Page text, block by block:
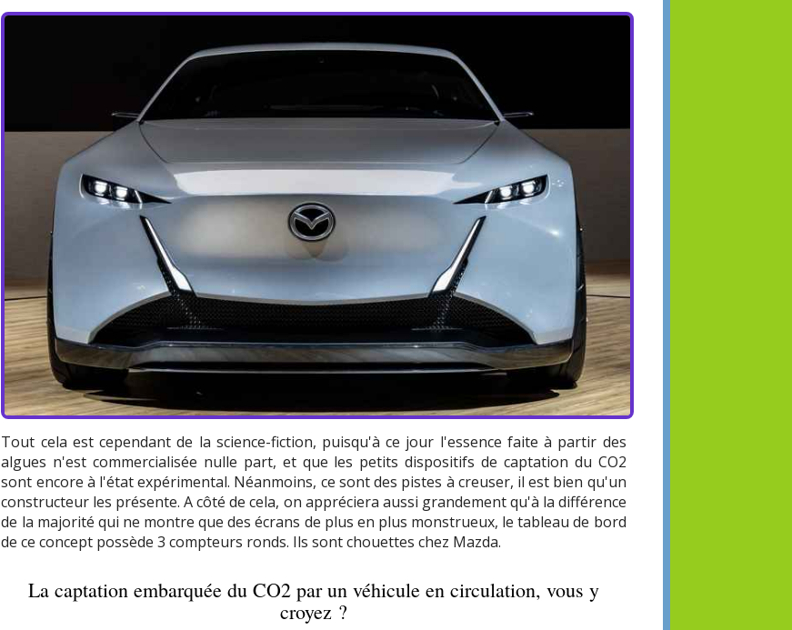
Tout cela est cependant de la science-fiction, puisqu'à ce jour l'essence faite à partir des
algues n'est commercialisée nulle part, et que les petits dispositifs de captation du CO2
sont encore à l'état expérimental. Néanmoins, ce sont des pistes à creuser, il est bien qu'un
constructeur les présente. A côté de cela, on appréciera aussi grandement qu'à la différence
de la majorité qui ne montre que des écrans de plus en plus monstrueux, le tableau de bord
de ce concept possède 3 compteurs ronds. Ils sont chouettes chez Mazda.
La captation embarquée du CO2 par un véhicule en circulation, vous y
croyez ?